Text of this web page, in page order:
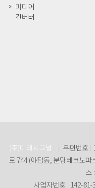
미디어
컨버터
(주)미래시그널 | 우편번호 :
로 744 (야탑동, 분당테크노파
스
사업자번호 : 142-81-